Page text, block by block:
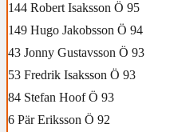
144 Robert Isaksson Ö 95
149 Hugo Jakobsson Ö 94
43 Jonny Gustavsson Ö 93
53 Fredrik Isaksson Ö 93
84 Stefan Hoof Ö 93
6 Pär Eriksson Ö 92